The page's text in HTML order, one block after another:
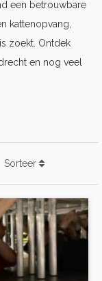
een betrouwbare
kattenopvang,
zoekt. Ontdek
en nog veel
Sorteer